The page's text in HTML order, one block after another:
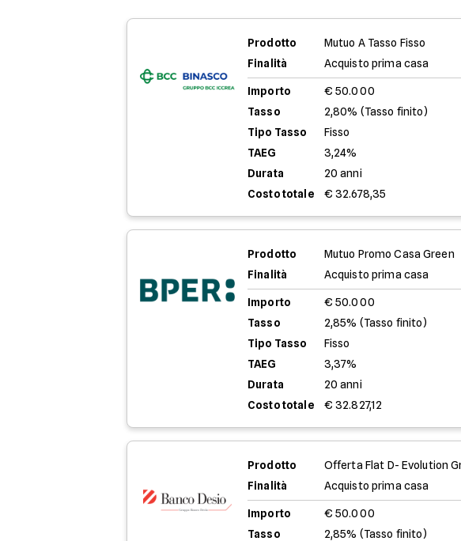
Prodotto
Mutuo A Tasso Fisso
Finalità
Acquisto prima casa
Importo
€ 50.000
Tasso
2,80% (Tasso finito)
Tipo Tasso
Fisso
TAEG
3,24%
Durata
20 anni
Costo totale
€ 32.678,35
Prodotto
Mutuo Promo Casa Green
Finalità
Acquisto prima casa
Importo
€ 50.000
Tasso
2,85% (Tasso finito)
Tipo Tasso
Fisso
TAEG
3,37%
Durata
20 anni
Costo totale
€ 32.827,12
Prodotto
Offerta Flat D- Evolution
Finalità
Acquisto prima casa
Importo
€ 50.000
Tasso
2,85% (Tasso finito)